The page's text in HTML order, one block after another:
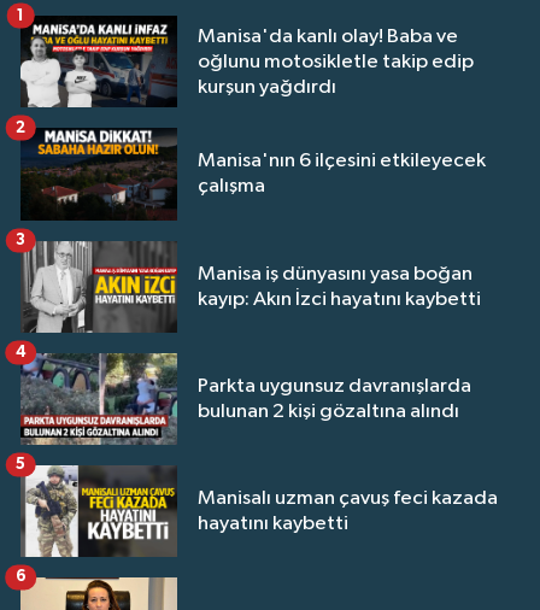
Manisa'da kanlı olay! Baba ve
oğlunu motosikletle takip edip
kurşun yağdırdı
1
Manisa'nın 6 ilçesini etkileyecek
çalışma
2
Manisa iş dünyasını yasa boğan
kayıp: Akın İzci hayatını kaybetti
3
Parkta uygunsuz davranışlarda
bulunan 2 kişi gözaltına alındı
4
Manisalı uzman çavuş feci kazada
hayatını kaybetti
5
6